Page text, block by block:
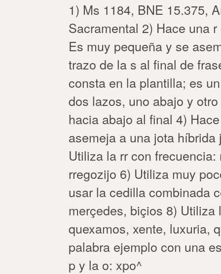
1) Ms 1184, BNE 15.375,
Sacramental 2) Hace una
Es muy pequeña y se
trazo de la s al final de
consta en la plantilla; es
dos lazos, uno abajo y
hacia abajo al final 4)
asemeja a una jota
Utiliza la rr con
rregozijo 6) Utiliza muy
usar la cedilla combinada
merçedes, biçios 8)
quexamos, xente, luxuria,
palabra ejemplo con una
p y la o: xpo^